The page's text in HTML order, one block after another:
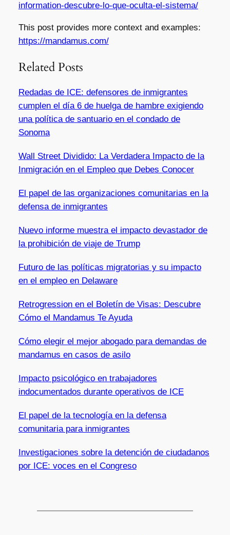
information-descubre-lo-que-oculta-el-sistema/
This post provides more context and examples:
https://mandamus.com/
Related Posts
Redadas de ICE: defensores de inmigrantes
cumplen el día 6 de huelga de hambre exigiendo
una política de santuario en el condado de
Sonoma
Wall Street Dividido: La Verdadera Impacto de la
Inmigración en el Empleo que Debes Conocer
El papel de las organizaciones comunitarias en la
defensa de inmigrantes
Nuevo informe muestra el impacto devastador de
la prohibición de viaje de Trump
Futuro de las políticas migratorias y su impacto
en el empleo en Delaware
Retrogression en el Boletín de Visas: Descubre
Cómo el Mandamus Te Ayuda
Cómo elegir el mejor abogado para demandas de
mandamus en casos de asilo
Impacto psicológico en trabajadores
indocumentados durante operativos de ICE
El papel de la tecnología en la defensa
comunitaria para inmigrantes
Investigaciones sobre la detención de ciudadanos
por ICE: voces en el Congreso